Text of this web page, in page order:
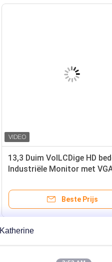
13,3 Duim VolLCDige HD
Industriële Monitor met
Beste Prijs
Katherine